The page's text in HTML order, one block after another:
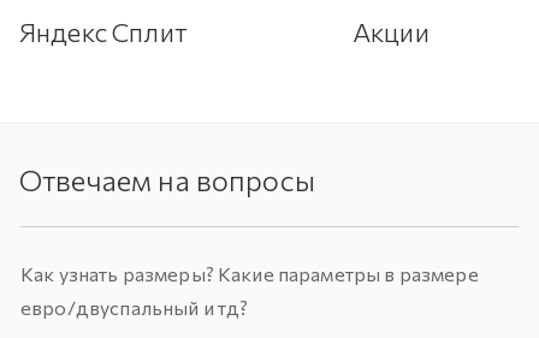
Яндекс Сплит Акции
Отвечаем на вопросы
Как узнать размеры? Какие параметры в размере
евро/двуспальный и тд?